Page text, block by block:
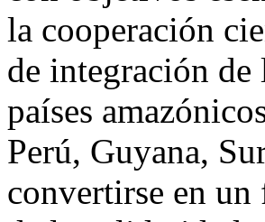
la cooperación
de integración de
países
Perú, Guyana,
convertirse en